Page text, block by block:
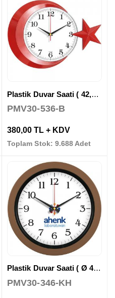
Plastik Duvar Saati ( 42,5 x 30,5 cm )
PMV30-536-B
380,00 TL + KDV
Toplam Stok: 9.688 Adet
Plastik Duvar Saati ( Ø 40 cm )
PMV30-346-KH